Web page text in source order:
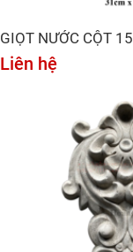
GIỌT NƯỚC CỘT 15
Liên hệ